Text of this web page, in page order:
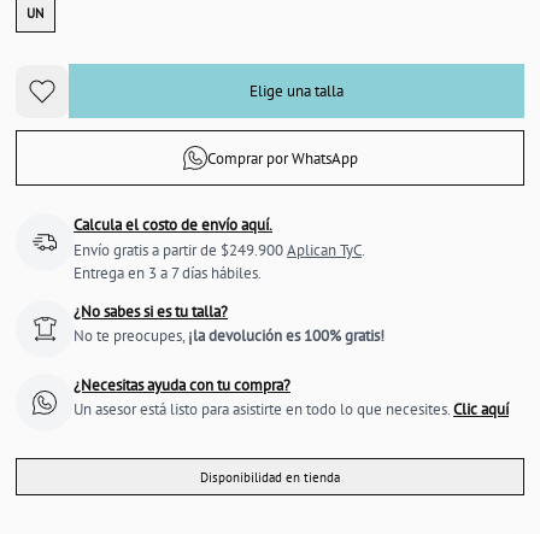
UN
Elige una talla
Comprar por WhatsApp
Calcula el costo de envío aquí.
Envío gratis a partir de $249.900Aplican TyC.
Entrega en 3 a 7 días hábiles.
¿No sabes si es tu talla?
No te preocupes, ¡la devolución es 100% gratis!
¿Necesitas ayuda con tu compra?
Un asesor está listo para asistirte en todo lo que necesites.Clic aquí
Disponibilidad en tienda